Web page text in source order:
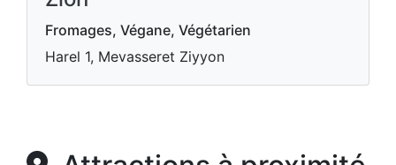
Fromages, Végane, Végétarien
Harel 1, Mevasseret Ziyyon